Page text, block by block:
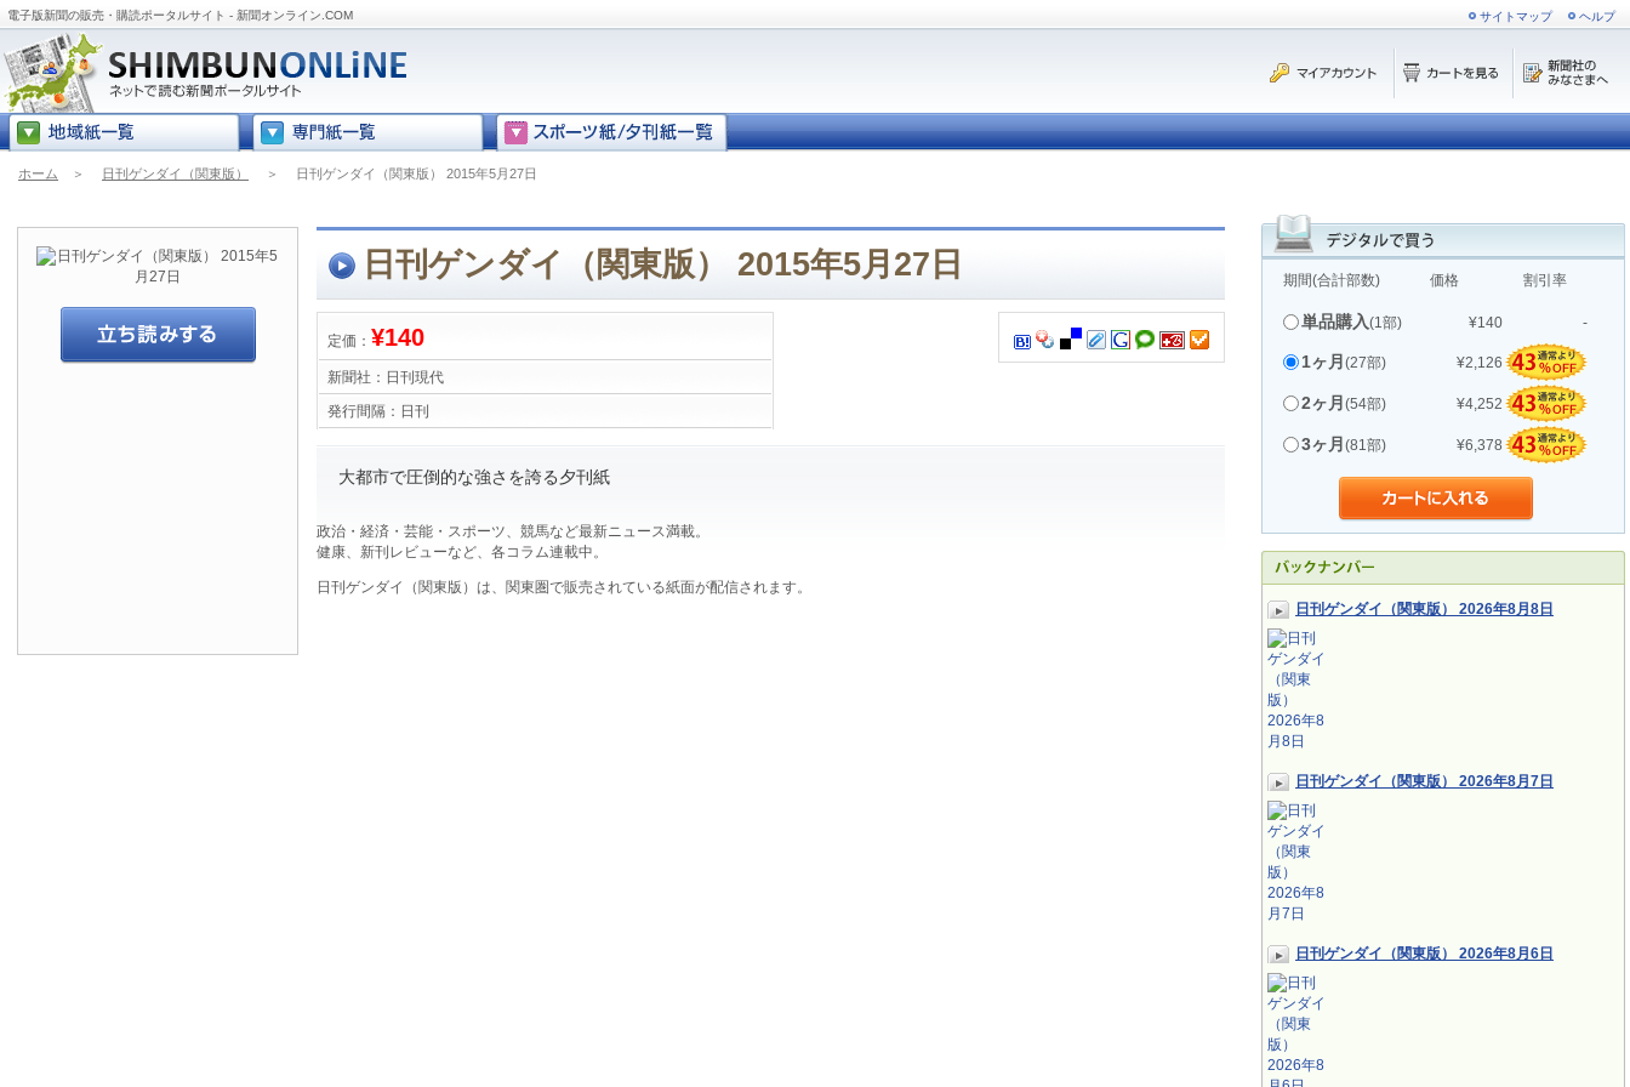
電子版新聞の販売・購読ポータルサイト - 新聞オンライン.COM サイトマップ ヘルプ
ホーム ＞ 日刊ゲンダイ（関東版） ＞ 日刊ゲンダイ（関東版） 2015年5月27日
期間(合計部数) 価格 割引率
単品購入(1部) ¥140 -
1ヶ月 (27部) ¥2,126
2ヶ月 (54部) ¥4,252
3ヶ月 (81部) ¥6,378
日刊ゲンダイ（関東版） 2026年8月8日
日刊ゲンダイ（関東版） 2026年8月7日
日刊ゲンダイ（関東版） 2026年8月6日
日刊ゲンダイ（関東版） 2015年5月27日
定価： ¥140
新聞社： 日刊現代
発行間隔： 日刊
大都市で圧倒的な強さを誇る夕刊紙
政治・経済・芸能・スポーツ、競馬など最新ニュース満載。
健康、新刊レビューなど、各コラム連載中。
日刊ゲンダイ（関東版）は、関東圏で販売されている紙面が配信されます。